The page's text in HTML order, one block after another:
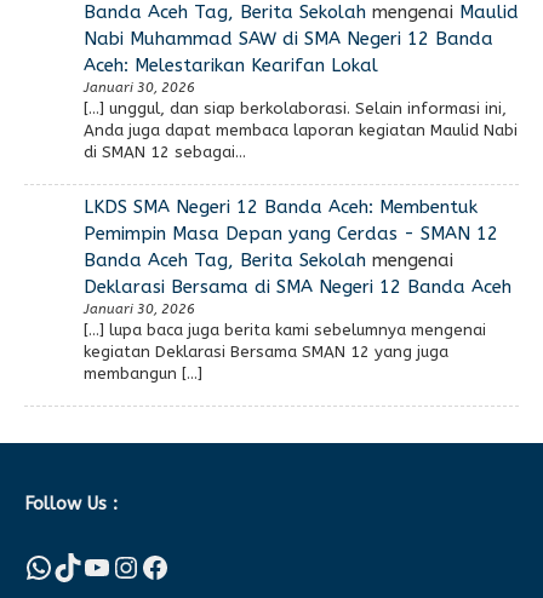
Banda Aceh Tag, Berita Sekolahmengenai Maulid
Nabi Muhammad SAW di SMA Negeri 12 Banda
Aceh: Melestarikan Kearifan Lokal
Januari 30, 2026
[…] unggul, dan siap berkolaborasi. Selain informasi ini,
Anda juga dapat membaca laporan kegiatan Maulid Nabi
di SMAN 12 sebagai…
LKDS SMA Negeri 12 Banda Aceh: Membentuk
Pemimpin Masa Depan yang Cerdas - SMAN 12
Banda Aceh Tag, Berita Sekolahmengenai
Deklarasi Bersama di SMA Negeri 12 Banda Aceh
Januari 30, 2026
[…] lupa baca juga berita kami sebelumnya mengenai
kegiatan Deklarasi Bersama SMAN 12 yang juga
membangun […]
Follow Us :
WhatsApp
TikTok
YouTube
Instagram
Facebook